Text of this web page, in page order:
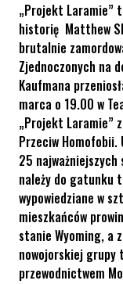
„Projekt Laramie”
historię Matthew
brutalnie
Zjednoczonych na
Kaufmana
marca o 19.00 w
„Projekt Laramie”
Przeciw Homofobii.
25
należy do gatunku
wypowiedziane w
mieszkańców
stanie Wyoming, a
nowojorskiej
przewodnictwem